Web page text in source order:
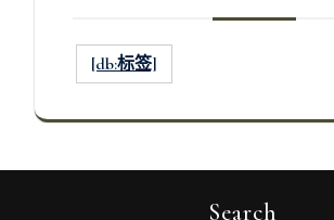
[db:标签]
Search